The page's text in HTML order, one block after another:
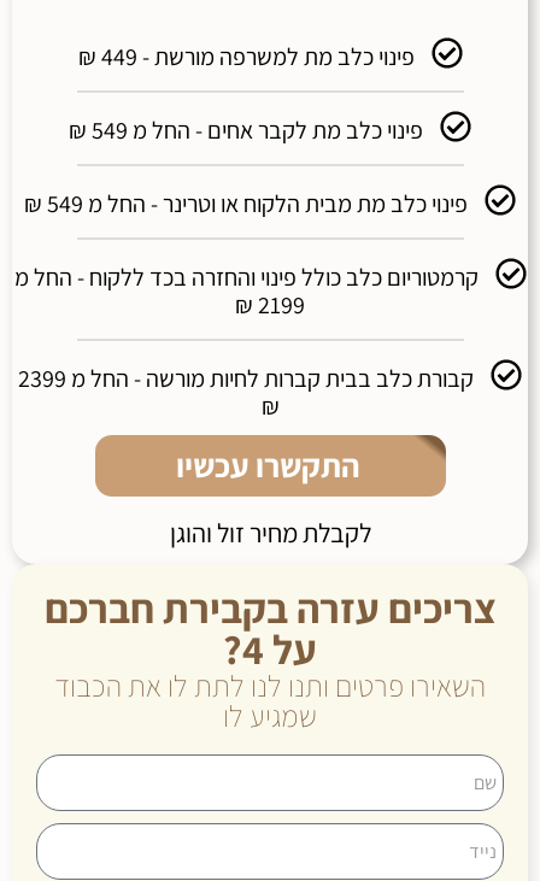
פינוי כלב מת למשרפה מורשת - 449 ₪
פינוי כלב מת לקבר אחים - החל מ 549 ₪
פינוי כלב מת מבית הלקוח או וטרינר - החל מ 549 ₪
קרמטוריום כלב כולל פינוי והחזרה בכד ללקוח - החל מ
2199 ₪
קבורת כלב בבית קברות לחיות מורשה - החל מ 2399
₪
התקשרו עכשיו
לקבלת מחיר זול והוגן
צריכים עזרה בקבירת חברכם
על 4?
השאירו פרטים ותנו לנו לתת לו את הכבוד
שמגיע לו